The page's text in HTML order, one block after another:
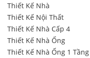
Thiết Kế Nhà
Thiết Kế Nội Thất
Thiết Kế Nhà Cấp 4
Thiết Kế Nhà Ống
Thiết Kế Nhà Ống 1 Tầng